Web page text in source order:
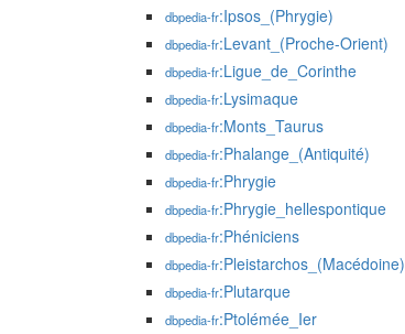
dbpedia-fr:Ipsos_(Phrygie)
dbpedia-fr:Levant_(Proche-Orient)
dbpedia-fr:Ligue_de_Corinthe
dbpedia-fr:Lysimaque
dbpedia-fr:Monts_Taurus
dbpedia-fr:Phalange_(Antiquité)
dbpedia-fr:Phrygie
dbpedia-fr:Phrygie_hellespontique
dbpedia-fr:Phéniciens
dbpedia-fr:Pleistarchos_(Macédoine)
dbpedia-fr:Plutarque
dbpedia-fr:Ptolémée_Ier